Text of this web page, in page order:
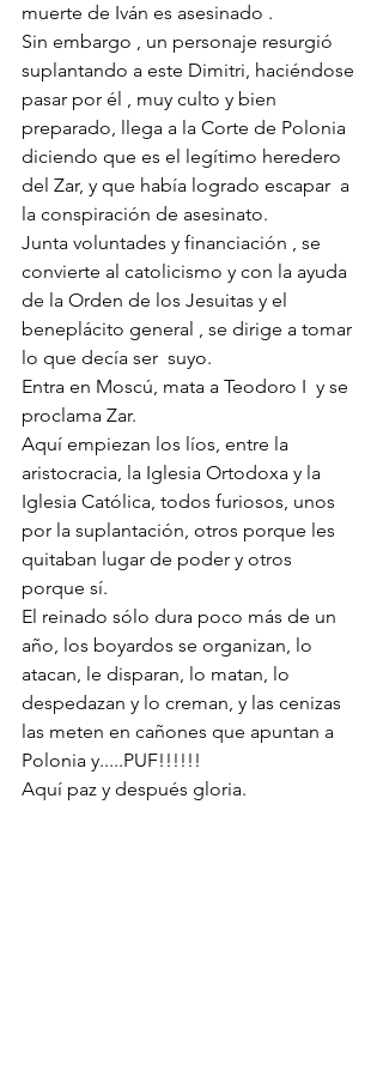
muerte de Iván es asesinado .
Sin embargo , un personaje resurgió
suplantando a este Dimitri, haciéndose
pasar por él , muy culto y bien
preparado, llega a la Corte de Polonia
diciendo que es el legítimo heredero
del Zar, y que había logrado escapar  a
la conspiración de asesinato.
Junta voluntades y financiación , se
convierte al catolicismo y con la ayuda
de la Orden de los Jesuitas y el
beneplácito general , se dirige a tomar
lo que decía ser  suyo.
Entra en Moscú, mata a Teodoro I  y se
proclama Zar.
Aquí empiezan los líos, entre la
aristocracia, la Iglesia Ortodoxa y la
Iglesia Católica, todos furiosos, unos
por la suplantación, otros porque les
quitaban lugar de poder y otros
porque sí.
El reinado sólo dura poco más de un
año, los boyardos se organizan, lo
atacan, le disparan, lo matan, lo
despedazan y lo creman, y las cenizas
las meten en cañones que apuntan a
Polonia y.....PUF!!!!!!
Aquí paz y después gloria.